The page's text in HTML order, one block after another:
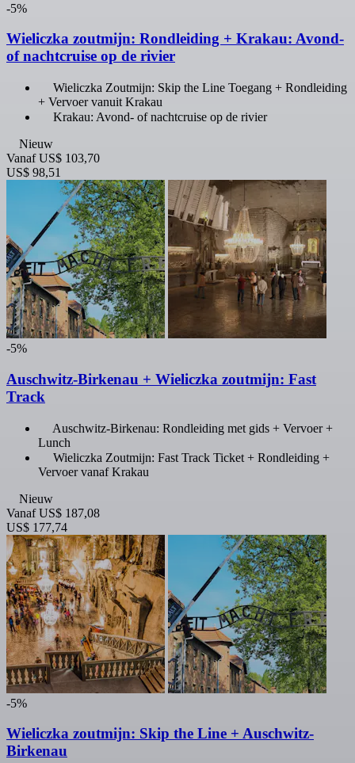
-5%
Wieliczka zoutmijn: Rondleiding + Krakau: Avond-
of nachtcruise op de rivier
Wieliczka Zoutmijn: Skip the Line Toegang + Rondleiding
+ Vervoer vanuit Krakau
Krakau: Avond- of nachtcruise op de rivier
Nieuw
Vanaf US$ 103,70
US$ 98,51
-5%
Auschwitz-Birkenau + Wieliczka zoutmijn: Fast
Track
Auschwitz-Birkenau: Rondleiding met gids + Vervoer +
Lunch
Wieliczka Zoutmijn: Fast Track Ticket + Rondleiding +
Vervoer vanaf Krakau
Nieuw
Vanaf US$ 187,08
US$ 177,74
-5%
Wieliczka zoutmijn: Skip the Line + Auschwitz-
Birkenau